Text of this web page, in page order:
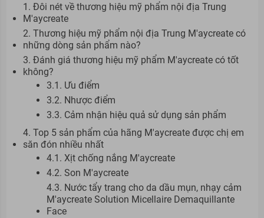
1. Đôi nét về thương hiệu mỹ phẩm nội địa Trung
M'aycreate
2. Thương hiệu mỹ phẩm nội địa Trung M'aycreate có
những dòng sản phẩm nào?
3. Đánh giá thương hiệu mỹ phẩm M'aycreate có tốt
không?
3.1. Ưu điểm
3.2. Nhược điểm
3.3. Cảm nhận hiệu quả sử dụng sản phẩm
4. Top 5 sản phẩm của hãng M'aycreate được chị em
săn đón nhiều nhất
4.1. Xịt chống nắng M'aycreate
4.2. Son M'aycreate
4.3. Nước tẩy trang cho da dầu mụn, nhạy cảm
M'aycreate Solution Micellaire Demaquillante
Face